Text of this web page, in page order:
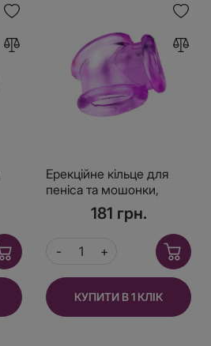
Ерекційне кільце для
пеніса та мошонки,
Фіолетовий.181 грн.
КУПИТИ В 1 КЛІК